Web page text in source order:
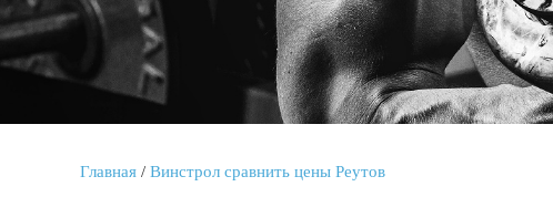
Главная / Винстрол сравнить цены Реутов